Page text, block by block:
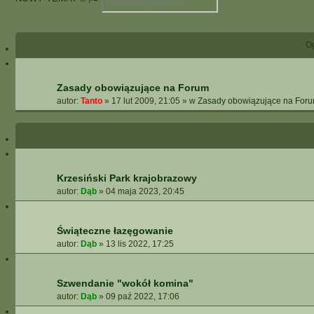
k
j
Z
K
W
A
N
I
Z
A
A
O
E
Zasady obowiązujące na Forum
autor: Tanto » 17 lut 2009, 21:05 » w Zasady obowiązujące na
Krzesiński Park krajobrazowy
autor: Dąb » 04 maja 2023, 20:45
Świąteczne łazęgowanie
autor: Dąb » 13 lis 2022, 17:25
Szwendanie "wokół komina"
autor: Dąb » 09 paź 2022, 17:06